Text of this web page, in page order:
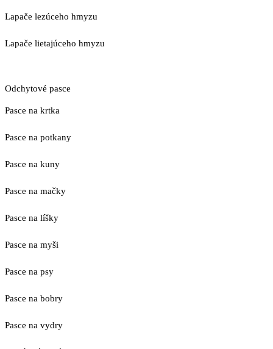
Lapače lezúceho hmyzu
Lapače lietajúceho hmyzu
Odchytové pasce
Pasce na krtka
Pasce na potkany
Pasce na kuny
Pasce na mačky
Pasce na líšky
Pasce na myši
Pasce na psy
Pasce na bobry
Pasce na vydry